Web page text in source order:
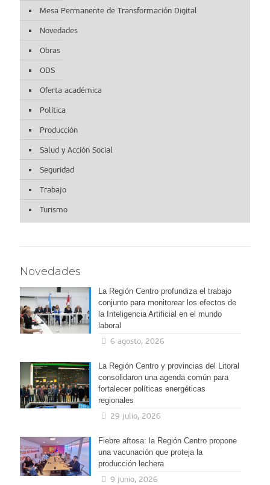
Mesa Permanente de Transformación Digital
Novedades
Obras
ODS
Oferta académica
Política
Producción
Salud y Acción Social
Seguridad
Trabajo
Turismo
Novedades
La Región Centro profundiza el trabajo
conjunto para monitorear los efectos de
la Inteligencia Artificial en el mundo
laboral
6 agosto, 2026
La Región Centro y provincias del Litoral
consolidaron una agenda común para
fortalecer políticas energéticas
regionales
29 julio, 2026
Fiebre aftosa: la Región Centro propone
una vacunación que proteja la
producción lechera
9 junio, 2026